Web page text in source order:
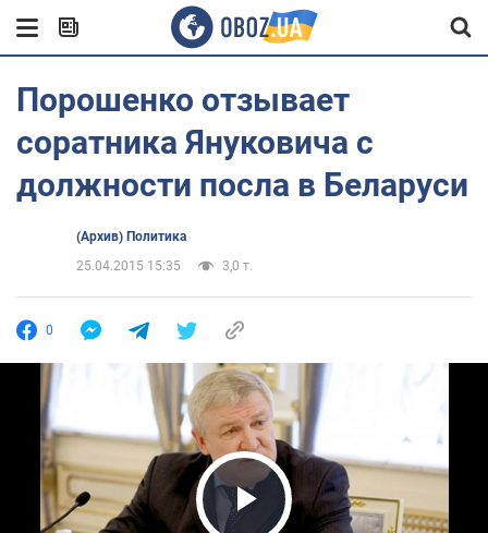
Порошенко отзывает
соратника Януковича с
должности посла в Беларуси
(Архив) Политика
25.04.2015 15:35
3,0 т.
0